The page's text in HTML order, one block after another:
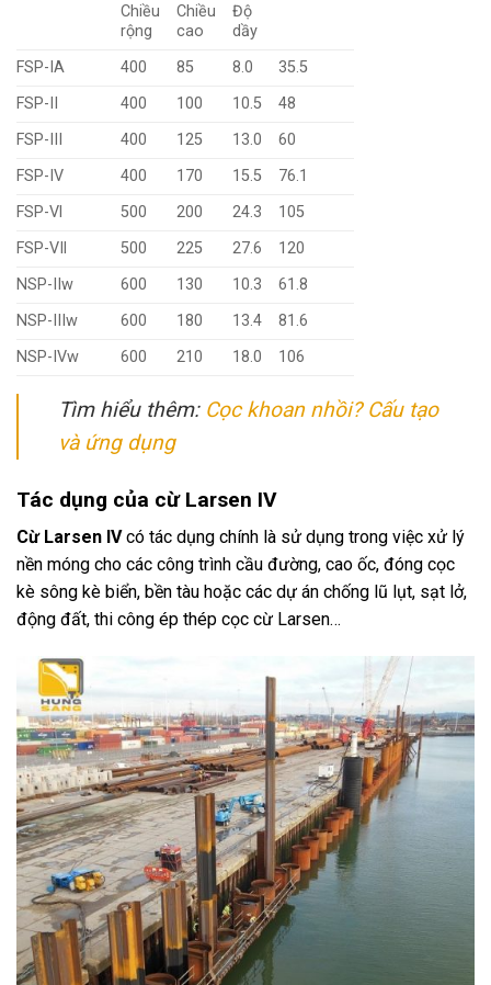
Chiều
rộng
Chiều
cao
Độ
dầy
FSP-IA
400 85 8.0
35.5
FSP-II
400 100 10.5
48
FSP-III
400 125 13.0
60
FSP-IV
400 170 15.5
76.1
FSP-Vl
500 200 24.3
105
FSP-VIl
500 225 27.6
120
NSP-IIw
600 130 10.3
61.8
NSP-IIIw
600 180 13.4
81.6
NSP-IVw
600 210 18.0 106
Tìm hiểu thêm: Cọc khoan nhồi? Cấu tạo
và ứng dụng
Tác dụng của cừ Larsen IV
Cừ Larsen IVcó tác dụng chính là sử dụng trong việc xử lý
nền móng cho các công trình cầu đường, cao ốc, đóng cọc
kè sông kè biển, bền tàu hoặc các dự án chống lũ lụt, sạt lở,
động đất, thi công ép thép cọc cừ Larsen…